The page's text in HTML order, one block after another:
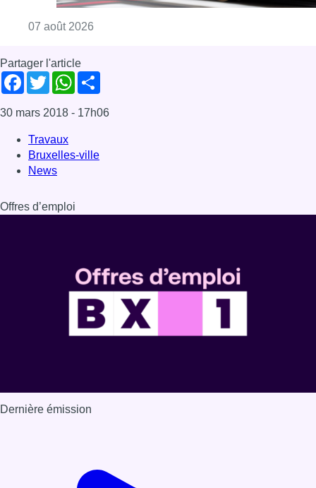
07 août 2026
Partager l'article
Facebook
TwitterWhatsApp
30 mars 2018 - 17h06
Travaux
Bruxelles-ville
News
Offres d’emploi
Dernière émission